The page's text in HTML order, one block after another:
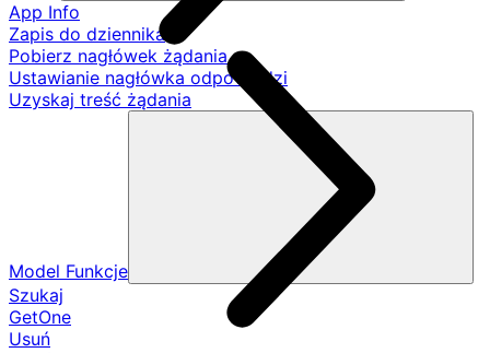
App Info
Zapis do dziennika
Pobierz nagłówek żądania
Ustawianie nagłówka odpowiedzi
Uzyskaj treść żądania
Model Funkcje
Szukaj
GetOne
Usuń